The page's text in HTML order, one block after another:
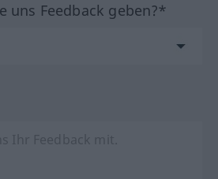
uns Feedback geben?*